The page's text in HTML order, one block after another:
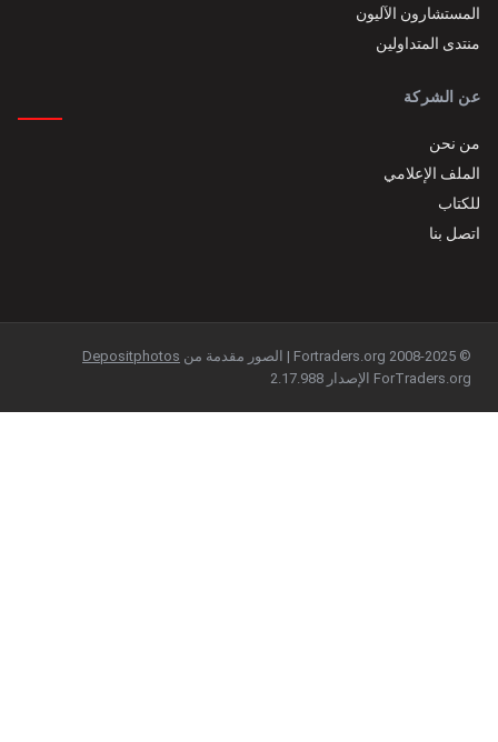
المستشارون الآليون
منتدى المتداولين
عن الشركة
من نحن
الملف الإعلامي
للكتاب
اتصل بنا
© 2008-2025 Fortraders.org | الصور مقدمة من
Depositphotos
ForTraders.org الإصدار 2.17.988